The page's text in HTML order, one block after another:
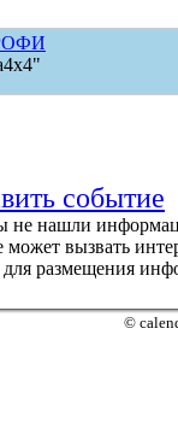
событие
не нашли
может вызвать
для размещения
©